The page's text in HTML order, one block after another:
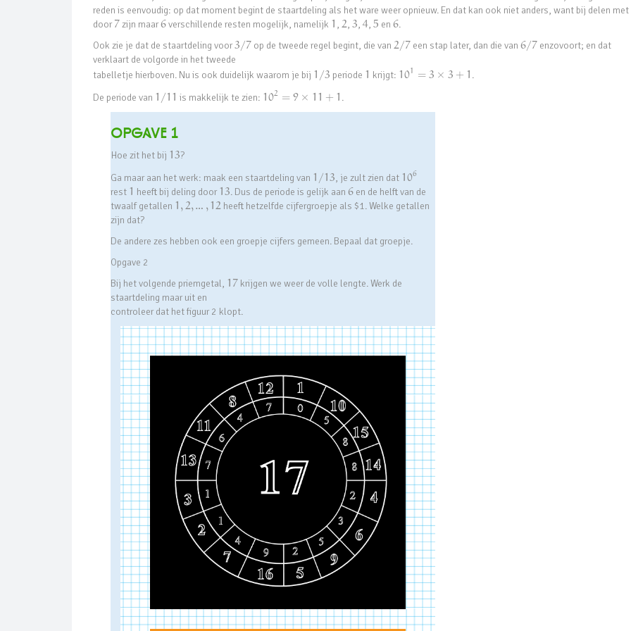
reden is eenvoudig: op dat moment begint de staartdeling als het ware weer opnieuw. En dat kan ook niet anders, want bij delen
door7zijn maar6verschillende resten mogelijk, namelijk 1 , 2, 3, 4, 5 en 6.
Ook zie je dat de staartdeling voor3/7op de tweede regel begint, die van 2/7een stap later, dan die van 6/7enzovoort; en dat
verklaart de volgorde in het tweede
tabelletje hierboven. Nu is ook duidelijk waarom je bij 1 /3 periode 1 krijgt: 101 = 3 × 3 + 1 .
De periode van 1 /11 is makkelijk te zien: 102 = 9 × 11 + 1 .
Opgave 1
Hoe zit het bij 13?
Ga maar aan het werk: maak een staartdeling van 1 /13, je zult zien dat 106
rest 1 heeft bij deling door13. Dus de periode is gelijk aan 6en de helft van de
twaalf getallen 1 , 2, … , 12 heeft hetzelfde cijfergroepje als $1. Welke getallen
zijn dat?
De andere zes hebben ook een groepje cijfers gemeen. Bepaal dat groepje.
Opgave 2
Bij het volgende priemgetal, 17krijgen we weer de volle lengte. Werk de
staartdeling maar uit en
controleer dat het figuur 2 klopt.